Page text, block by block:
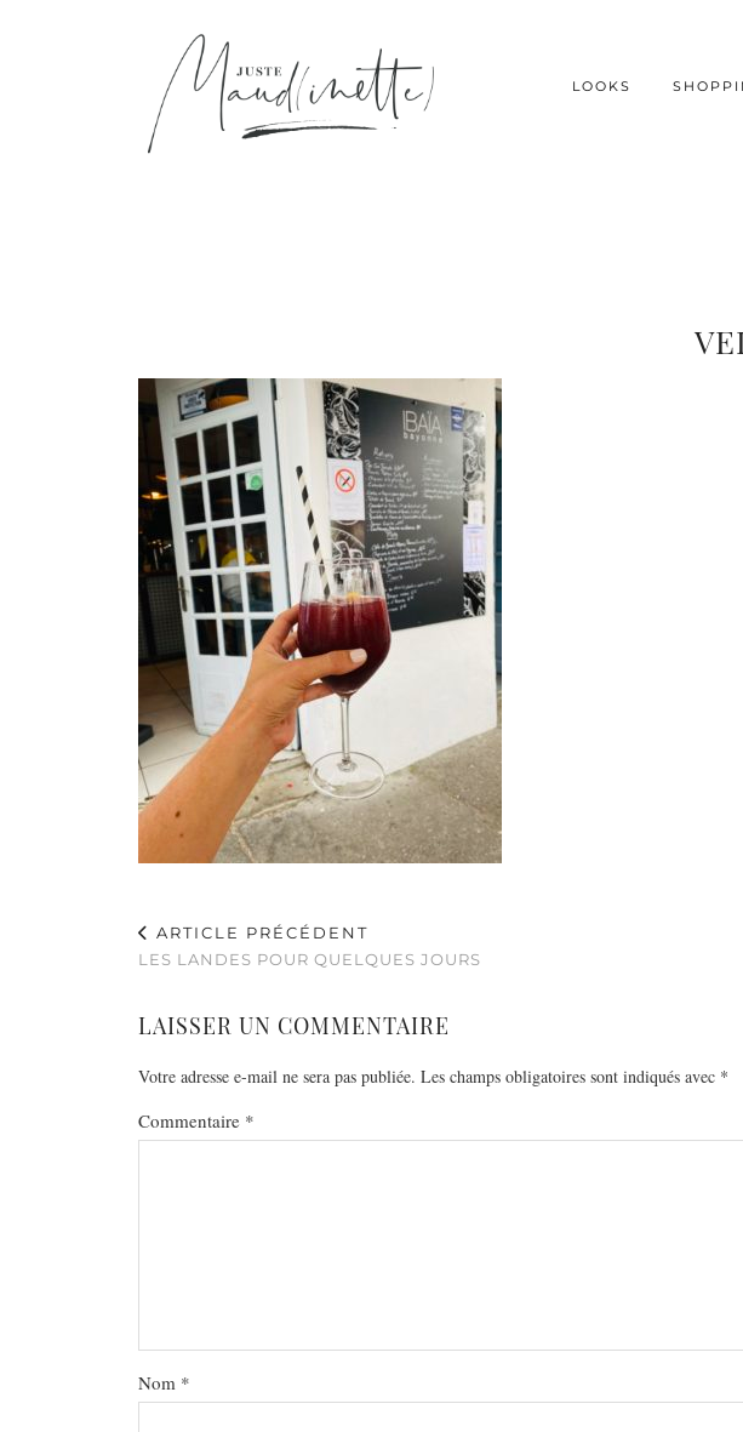
LOOKS
ARTICLE PRÉCÉDENT
LES LANDES POUR QUELQUES JOURS
LAISSER UN COMMENTAIRE
Votre adresse e-mail ne sera pas publiée. Les champs obligatoires sont indiqués avec *
Commentaire *
Nom *